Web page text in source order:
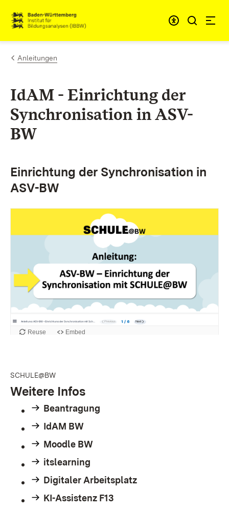
Zum Inhalt springen
Link zur Startseite
Anleitungen
IdAM - Einrichtung der
Synchronisation in ASV-
BW
Einrichtung der Synchronisation in
ASV-BW
SCHULE@BW
Weitere Infos
Beantragung
IdAM BW
Moodle BW
itslearning
Digitaler Arbeitsplatz
KI-Assistenz F13